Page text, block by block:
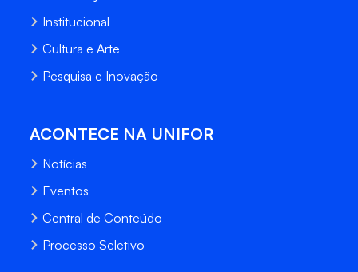
Institucional
Cultura e Arte
Pesquisa e Inovação
ACONTECE NA UNIFOR
Notícias
Eventos
Central de Conteúdo
Processo Seletivo